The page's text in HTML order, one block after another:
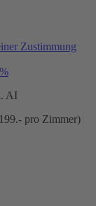
Zustimmung
AI
pro Zimmer)